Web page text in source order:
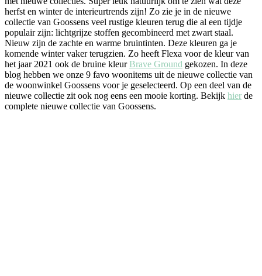
herfst en winter de interieurtrends zijn! Zo zie je in de nieuwe
collectie van Goossens veel rustige kleuren terug die al een tijdje
populair zijn: lichtgrijze stoffen gecombineerd met zwart staal.
Nieuw zijn de zachte en warme bruintinten. Deze kleuren ga je
komende winter vaker terugzien. Zo heeft Flexa voor de kleur van
het jaar 2021 ook de bruine kleurBrave Ground gekozen. In deze
blog hebben we onze 9 favo woonitems uit de nieuwe collectie van
de woonwinkel Goossens voor je geselecteerd. Op een deel van de
nieuwe collectie zit ook nog eens een mooie korting. Bekijk hier de
complete nieuwe collectie van Goossens.